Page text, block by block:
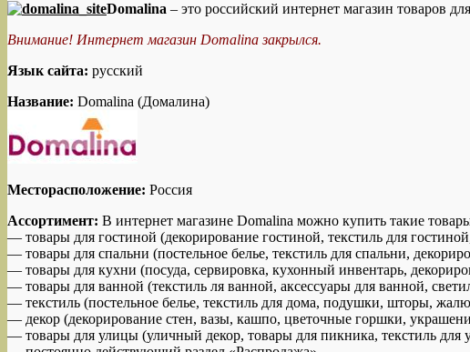
Domalina – это российский интернет магазин товаров
Внимание! Интернет магазин Domalina закрылся.
Язык сайта: русский
Название: Domalina (Домалина)
Месторасположение: Россия
Ассортимент: В интернет магазине Domalina можно купить такие
— товары для гостиной (декорирование гостиной, текстиль для
— товары для спальни (постельное белье, текстиль для спальни,
— товары для кухни (посуда, сервировка, кухонный инвентарь,
— товары для ванной (текстиль ля ванной, аксессуары для ванной,
— текстиль (постельное белье, текстиль для дома, подушки, шторы,
— декор (декорирование стен, вазы, кашпо, цветочные горшки,
— товары для улицы (уличный декор, товары для пикника, текстиль для